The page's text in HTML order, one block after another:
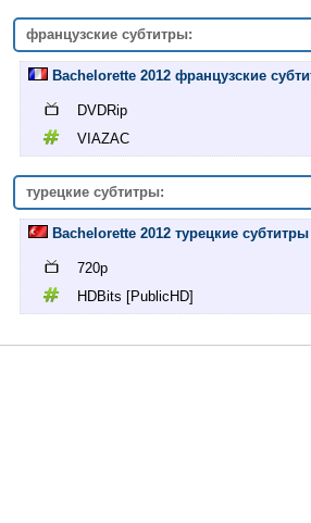
французские субтитры:
Bachelorette 2012 французские
DVDRip
VIAZAC
турецкие субтитры:
Bachelorette 2012 турецкие
720p
HDBits [PublicHD]